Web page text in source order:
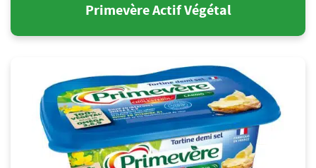
Primevère Actif Végétal